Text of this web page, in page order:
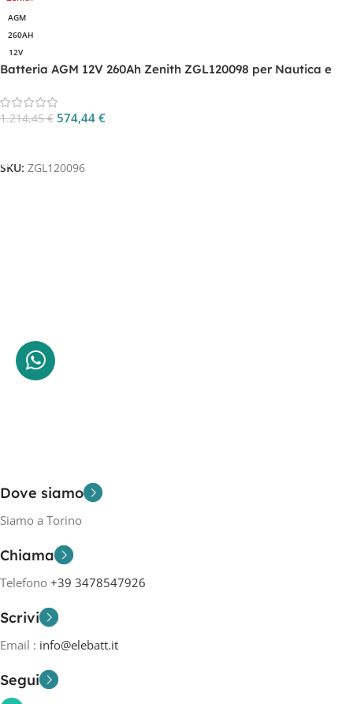
AGM
260AH
12V
Batteria AGM 12V 260Ah Zenith ZGL120098 per Nautica e
1.214,45€ 574,44 €
SKU: ZGL120096
Dove siamo
Siamo a Torino
Chiama
Telefono +39 3478547926
Scrivi
Email : info@elebatt.it
Segui